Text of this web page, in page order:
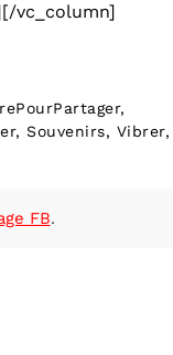
vc_column]
,
,Souvenirs, Vibrer,
FB.